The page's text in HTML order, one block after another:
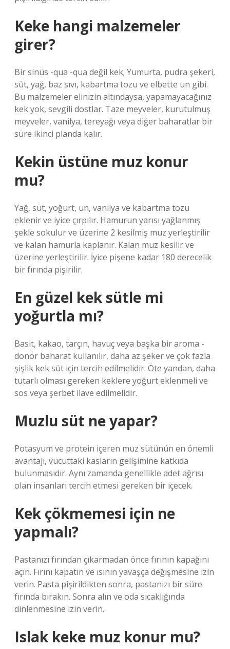
Keke hangi malzemeler
girer?
Bir sinüs -qua -qua değil kek; Yumurta, pudra şekeri,
süt, yağ, baz sıvı, kabartma tozu ve elbette un gibi.
Bu malzemeler elinizin altındaysa, yapamayacağınız
kek yok, sevgili dostlar. Taze meyveler, kurutulmuş
meyveler, vanilya, tereyağı veya diğer baharatlar bir
süre ikinci planda kalır.
Kekin üstüne muz konur
mu?
Yağ, süt, yoğurt, un, vanilya ve kabartma tozu
eklenir ve iyice çırpılır. Hamurun yarısı yağlanmış
şekle sokulur ve üzerine 2 kesilmiş muz yerleştirilir
ve kalan hamurla kaplanır. Kalan muz kesilir ve
üzerine yerleştirilir. İyice pişene kadar 180 derecelik
bir fırında pişirilir.
En güzel kek sütle mi
yoğurtla mı?
Basit, kakao, tarçın, havuç veya başka bir aroma -
donör baharat kullanılır, daha az şeker ve çok fazla
şişlik kek süt için tercih edilmelidir. Öte yandan, daha
tutarlı olması gereken keklere yoğurt eklenmeli ve
sos veya şerbet ilave edilmelidir.
Muzlu süt ne yapar?
Potasyum ve protein içeren muz sütünün en önemli
avantajı, vücuttaki kasların gelişimine katkıda
bulunmasıdır. Aynı zamanda genellikle adet ağrısı
olan insanları tercih etmesi gereken bir içecek.
Kek çökmemesi için ne
yapmalı?
Pastanızı fırından çıkarmadan önce fırının kapağını
açın. Fırını kapatın ve ısının yavaşça değişmesine izin
verin. Pasta pişirildikten sonra, pastanızı bir süre
fırında bırakın. Sonra alın ve oda sıcaklığında
dinlenmesine izin verin.
Islak keke muz konur mu?